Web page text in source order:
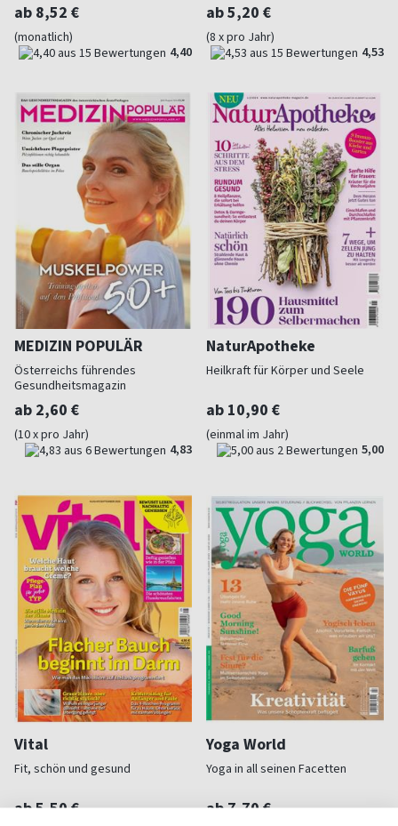
ab 8,52 €
(monatlich)
4,40
ab 5,20 €
(8 x pro Jahr)
4,53
MEDIZIN POPULÄR
Österreichs führendes
Gesundheitsmagazin
ab 2,60 €
(10 x pro Jahr)
4,83
NaturApotheke
Heilkraft für Körper und Seele
ab 10,90 €
(einmal im Jahr)
5,00
Vital
Fit, schön und gesund
ab 5,50 €
Yoga World
Yoga in all seinen Facetten
ab 7,70 €